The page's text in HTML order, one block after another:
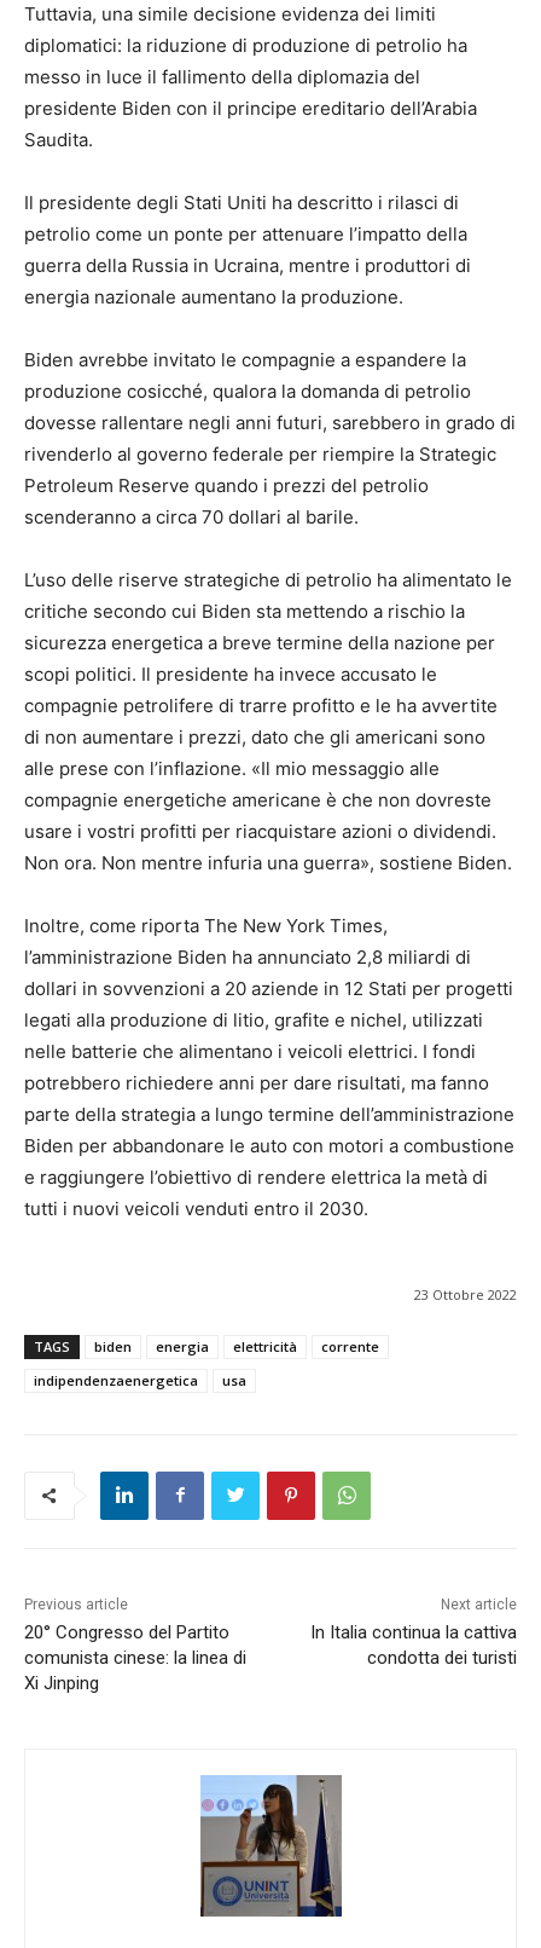
Tuttavia, una simile decisione evidenza dei limiti
diplomatici: la riduzione di produzione di petrolio ha
messo in luce il fallimento della diplomazia del
presidente Biden con il principe ereditario dell’Arabia
Saudita.
Il presidente degli Stati Uniti ha descritto i rilasci di
petrolio come un ponte per attenuare l’impatto della
guerra della Russia in Ucraina, mentre i produttori di
energia nazionale aumentano la produzione.
Biden avrebbe invitato le compagnie a espandere la
produzione cosicché, qualora la domanda di petrolio
dovesse rallentare negli anni futuri, sarebbero in grado di
rivenderlo al governo federale per riempire la Strategic
Petroleum Reserve quando i prezzi del petrolio
scenderanno a circa 70 dollari al barile.
L’uso delle riserve strategiche di petrolio ha alimentato le
critiche secondo cui Biden sta mettendo a rischio la
sicurezza energetica a breve termine della nazione per
scopi politici. Il presidente ha invece accusato le
compagnie petrolifere di trarre profitto e le ha avvertite
di non aumentare i prezzi, dato che gli americani sono
alle prese con l’inflazione. «Il mio messaggio alle
compagnie energetiche americane è che non dovreste
usare i vostri profitti per riacquistare azioni o dividendi.
Non ora. Non mentre infuria una guerra», sostiene Biden.
Inoltre, come riporta The New York Times,
l’amministrazione Biden ha annunciato 2,8 miliardi di
dollari in sovvenzioni a 20 aziende in 12 Stati per progetti
legati alla produzione di litio, grafite e nichel, utilizzati
nelle batterie che alimentano i veicoli elettrici. I fondi
potrebbero richiedere anni per dare risultati, ma fanno
parte della strategia a lungo termine dell’amministrazione
Biden per abbandonare le auto con motori a combustione
e raggiungere l’obiettivo di rendere elettrica la metà di
tutti i nuovi veicoli venduti entro il 2030.
23 Ottobre 2022
TAGS biden energia elettricità
corrente
indipendenzaenergetica
usa
Previous article
20° Congresso del Partito
comunista cinese: la linea di
Xi Jinping
Next article
In Italia continua la cattiva
condotta dei turisti